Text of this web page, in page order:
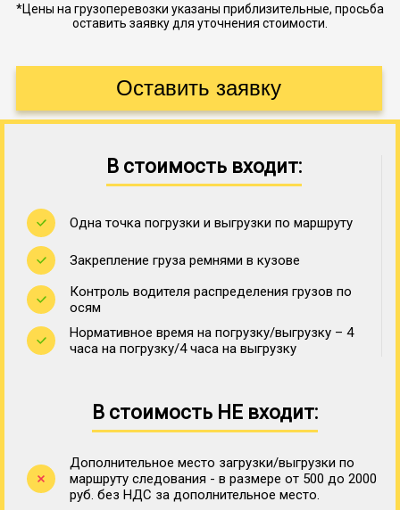
*Цены на грузоперевозки указаны приблизительные, просьба
оставить заявку для уточнения стоимости.
В стоимость входит:
Одна точка погрузки и выгрузки по маршруту
Закрепление груза ремнями в кузове
Контроль водителя распределения грузов по
осям
Нормативное время на погрузку/выгрузку – 4
часа на погрузку/4 часа на выгрузку
В стоимость НЕ входит:
Дополнительное место загрузки/выгрузки по
маршруту следования - в размере от 500 до 2000
руб. без НДС за дополнительное место.